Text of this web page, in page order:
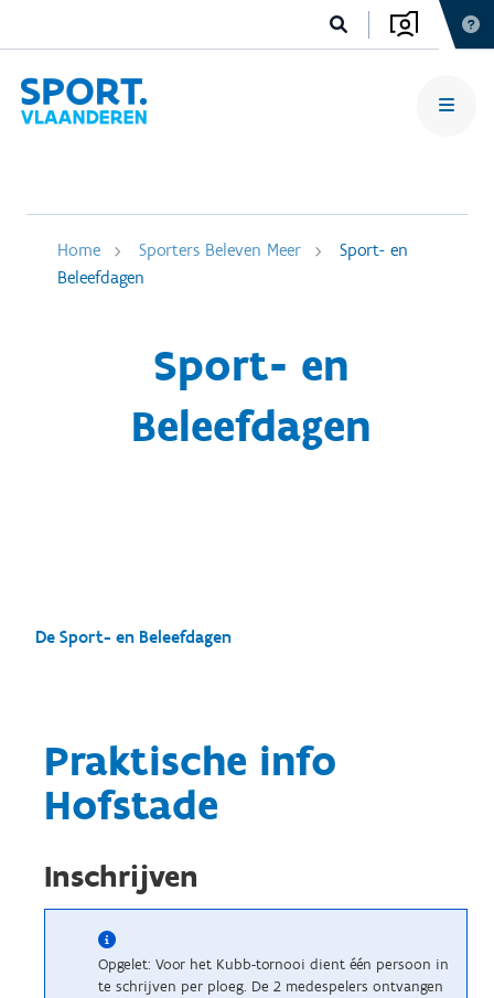
Home Sporters Beleven Meer
Sport- en
Beleefdagen
Sport- en
Beleefdagen
De Sport- en Beleefdagen
Praktische info
Hofstade
Inschrijven
Opgelet: Voor het Kubb-tornooi dient één persoon in
te schrijven per ploeg. De 2 medespelers ontvangen